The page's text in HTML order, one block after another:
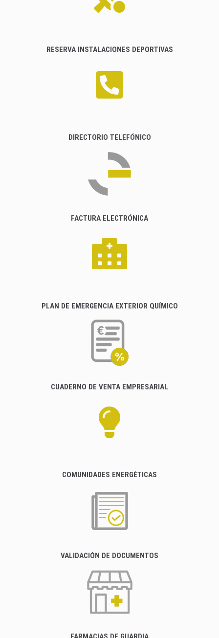
RESERVA INSTALACIONES DEPORTIVAS
DIRECTORIO TELEFÓNICO
FACTURA ELECTRÓNICA
PLAN DE EMERGENCIA EXTERIOR QUÍMICO
CUADERNO DE VENTA EMPRESARIAL
COMUNIDADES ENERGÉTICAS
VALIDACIÓN DE DOCUMENTOS